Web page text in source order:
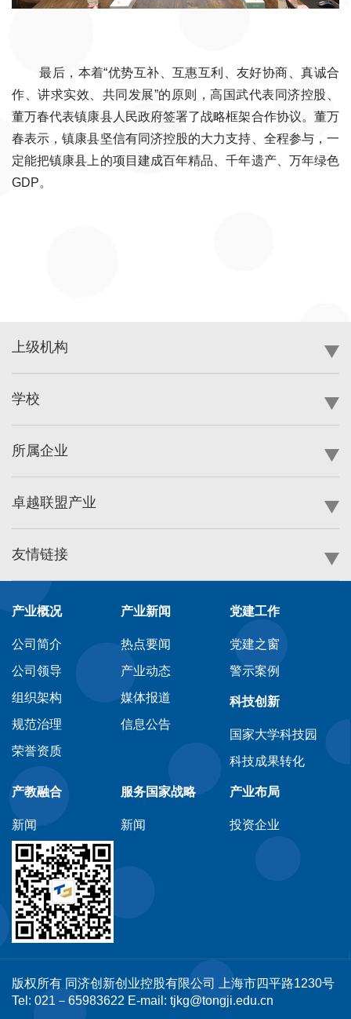
最后，本着“优势互补、互惠互利、友好协商、真诚合
作、讲求实效、共同发展”的原则，高国武代表同济控股、
董万春代表镇康县人民政府签署了战略框架合作协议。董万
春表示，镇康县坚信有同济控股的大力支持、全程参与，一
定能把镇康县上的项目建成百年精品、千年遗产、万年绿色
GDP。
上级机构
学校
所属企业
卓越联盟产业
友情链接
产业概况
公司简介
公司领导
组织架构
规范治理
荣誉资质
产业新闻
热点要闻
产业动态
媒体报道
信息公告
党建工作
党建之窗
警示案例
科技创新
国家大学科技园
科技成果转化
产教融合
新闻
服务国家战略
新闻
产业布局
投资企业
版权所有 同济创新创业控股有限公司 上海市四平路1230号
Tel: 021－65983622 E-mail: tjkg@tongji.edu.cn